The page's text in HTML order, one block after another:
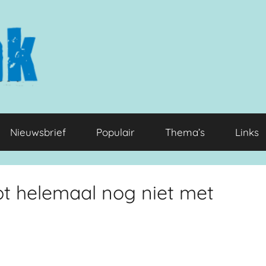
Nieuwsbrief Populair Thema’s Links
helemaal nog niet met